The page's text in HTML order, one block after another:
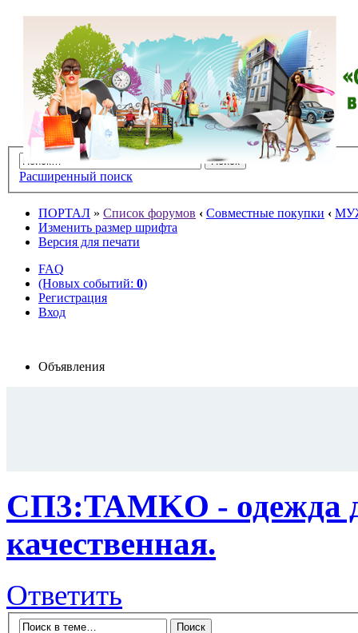
Расширенный поиск
ПОРТАЛ » Список форумов ‹ Совместные покупки ‹
Изменить размер шрифта
Версия для печати
FAQ
(Новых событий: 0)
Регистрация
Вход
Объявления
СП3:TAMKO - одежда
качественная.
Ответить